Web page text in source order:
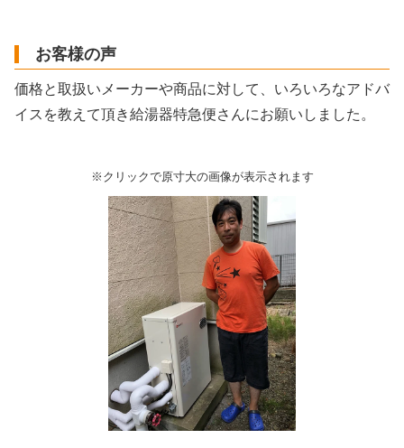
お客様の声
価格と取扱いメーカーや商品に対して、いろいろなアドバ
イスを教えて頂き給湯器特急便さんにお願いしました。
※クリックで原寸大の画像が表示されます